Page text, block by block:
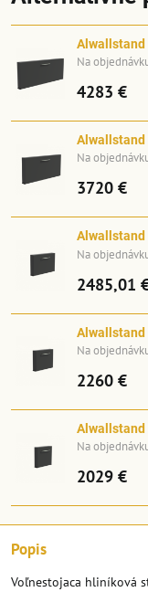
Popis
Voľnestojaca hliníková
Alwallstand
Na
4283 €
Alwallstand
Na
3720 €
Alwallstand
Na
2485,01
Alwallstand
Na
2260 €
Alwallstand
Na
2029 €